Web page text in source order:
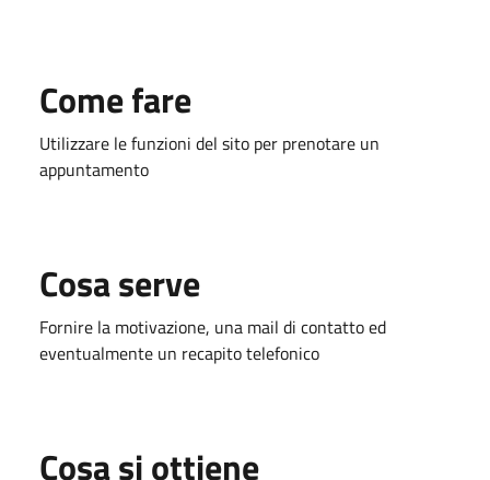
Come fare
Utilizzare le funzioni del sito per prenotare un
appuntamento
Cosa serve
Fornire la motivazione, una mail di contatto ed
eventualmente un recapito telefonico
Cosa si ottiene